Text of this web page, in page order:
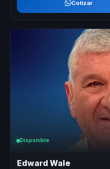
Cotizar
Disponible
Edward Wale